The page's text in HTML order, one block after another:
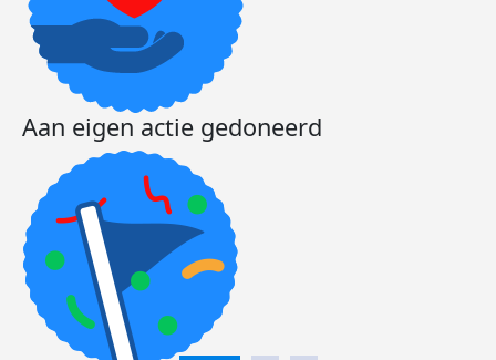
Aan eigen actie gedoneerd